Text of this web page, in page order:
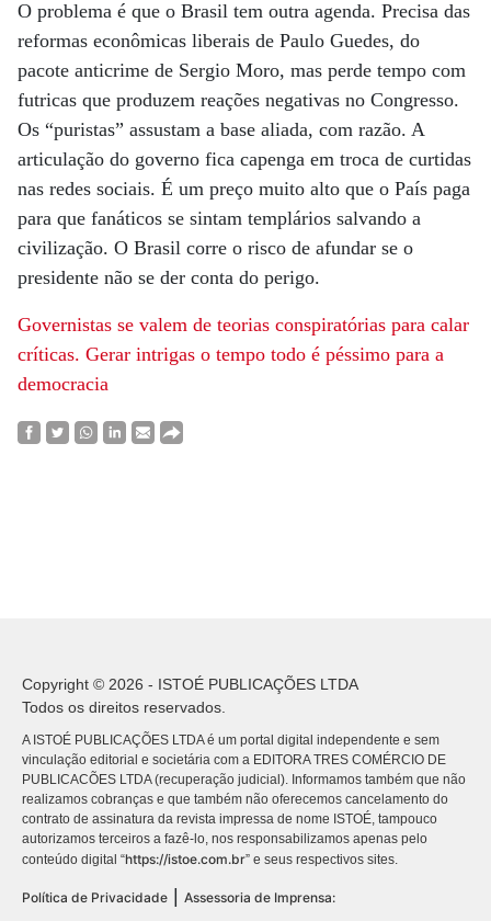
O problema é que o Brasil tem outra agenda. Precisa das
reformas econômicas liberais de Paulo Guedes, do
pacote anticrime de Sergio Moro, mas perde tempo com
futricas que produzem reações negativas no Congresso.
Os “puristas” assustam a base aliada, com razão. A
articulação do governo fica capenga em troca de curtidas
nas redes sociais. É um preço muito alto que o País paga
para que fanáticos se sintam templários salvando a
civilização. O Brasil corre o risco de afundar se o
presidente não se der conta do perigo.
Governistas se valem de teorias conspiratórias para calar
críticas. Gerar intrigas o tempo todo é péssimo para a
democracia
Copyright © 2026 - ISTOÉ PUBLICAÇÕES LTDA
Todos os direitos reservados.
A ISTOÉ PUBLICAÇÕES LTDA é um portal digital independente e sem
vinculação editorial e societária com a EDITORA TRES COMÉRCIO DE
PUBLICACÕES LTDA (recuperação judicial). Informamos também que não
realizamos cobranças e que também não oferecemos cancelamento do
contrato de assinatura da revista impressa de nome ISTOÉ, tampouco
autorizamos terceiros a fazê-lo, nos responsabilizamos apenas pelo
conteúdo digital “https://istoe.com.br” e seus respectivos sites.
Política de Privacidade
Assessoria de Imprensa: